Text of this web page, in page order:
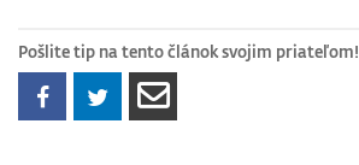
Pošlite tip na tento článok svojim priateľom!